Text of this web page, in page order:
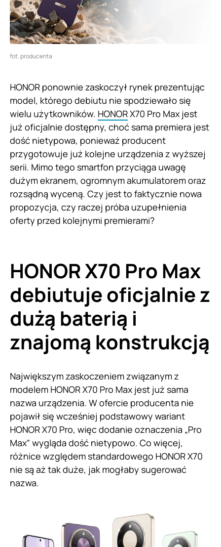
fot. producenta
HONOR ponownie zaskoczył rynek prezentując
model, którego debiutu nie spodziewało się
wielu użytkowników. HONORX70 Pro Max jest
już oficjalnie dostępny, choć sama premiera jest
dość nietypowa, ponieważ producent
przygotowuje już kolejne urządzenia z wyższej
serii. Mimo tego smartfon przyciąga uwagę
dużym ekranem, ogromnym akumulatorem oraz
rozsądną wyceną. Czy jest to faktycznie nowa
propozycja, czy raczej próba uzupełnienia
oferty przed kolejnymi premierami?
HONOR X70 Pro Max
debiutuje oficjalnie z
dużą baterią i
znajomą konstrukcją
Największym zaskoczeniem związanym z
modelem HONOR X70 Pro Max jest już sama
nazwa urządzenia. W ofercie producenta nie
pojawił się wcześniej podstawowy wariant
HONOR X70 Pro, więc dodanie oznaczenia „Pro
Max” wygląda dość nietypowo. Co więcej,
różnice względem standardowego HONOR X70
nie są aż tak duże, jak mogłaby sugerować
nazwa.